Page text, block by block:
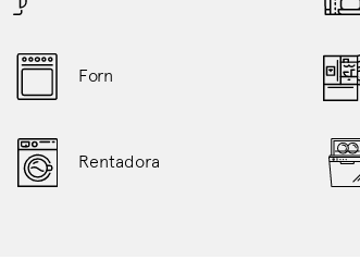
Forn
Rentadora